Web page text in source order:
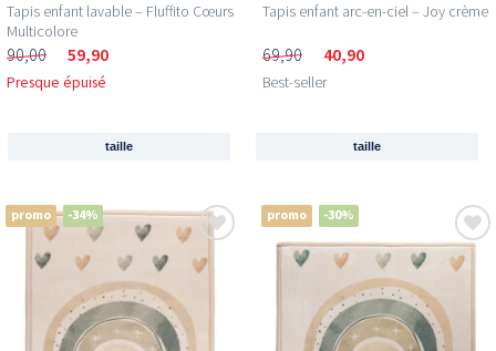
Tapis enfant lavable – Fluffito Cœurs
Multicolore
90,00 59,90
Presque épuisé
taille
Tapis enfant arc-en-ciel – Joy crème
69,90 40,90
Best-seller
taille
promo -34% promo -30%